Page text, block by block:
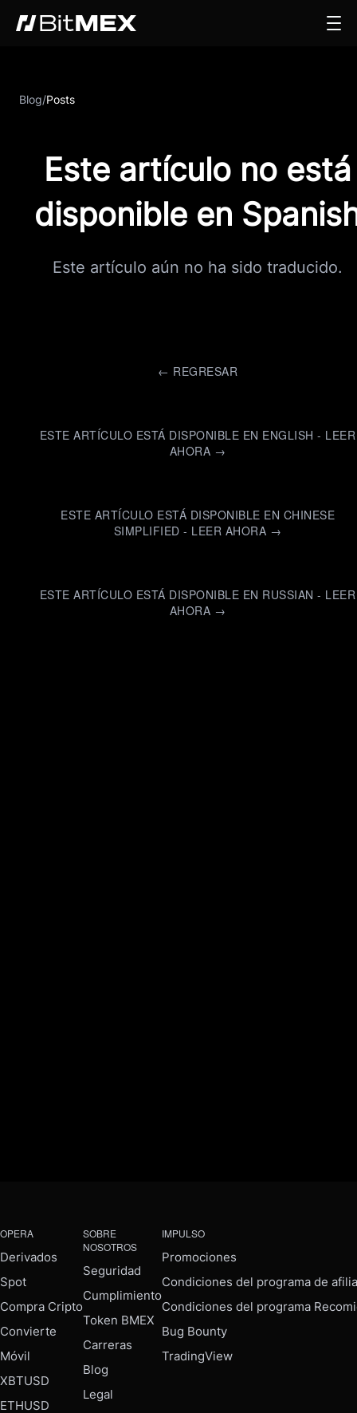
Blog/Posts
Este artículo no está
disponible en
Este artículo aún no ha sido traducido.
← REGRESAR
ESTE ARTÍCULO ESTÁ DISPONIBLE EN ENGLISH - LEER
AHORA →
ESTE ARTÍCULO ESTÁ DISPONIBLE EN CHINESE
SIMPLIFIED - LEER AHORA →
ESTE ARTÍCULO ESTÁ DISPONIBLE EN RUSSIAN - LEER
AHORA →
OPERA
Derivados
Spot
Compra Cripto
Convierte
Móvil
XBTUSD
ETHUSD
SOBRE
NOSOTROS
Seguridad
Cumplimiento
Token BMEX
Carreras
Blog
Legal
IMPULSO
Promociones
Condiciones del programa de
Condiciones del programa
Bug Bounty
TradingView